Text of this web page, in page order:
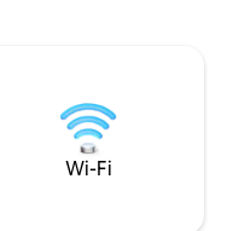
Wi-Fi